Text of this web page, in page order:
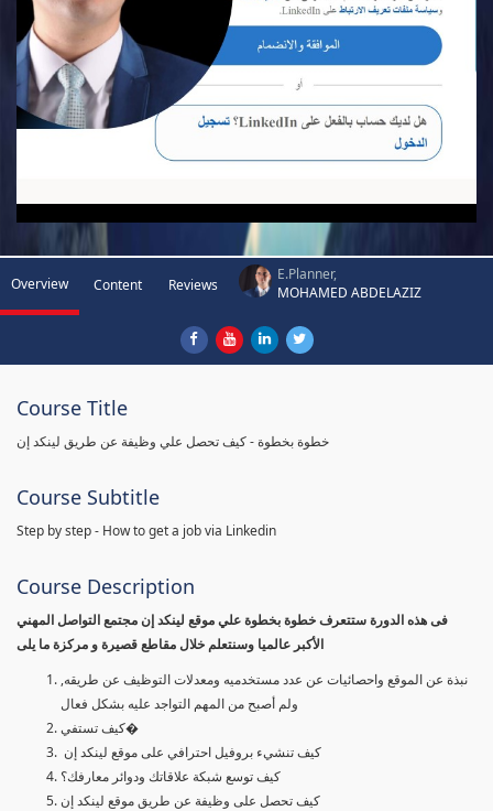
Overview Content Reviews
E.Planner,
MOHAMED ABDELAZIZ
Course Title
خطوة بخطوة - كيف تحصل علي وظيفة عن طريق لينكد إن
Course Subtitle
Step by step - How to get a job via Linkedin
Course Description
فى هذه الدورة ستتعرف خطوة بخطوة علي موقع لينكد إن مجتمع التواصل المهني
الأكبر عالميا وسنتعلم خلال مقاطع قصيرة و مركزة ما يلى
نبذة عن الموقع واحصائيات عن عدد مستخدميه ومعدلات التوظيف عن طريقه,
ولم أصبح من المهم التواجد عليه بشكل فعال
كيف تستفي�
كيف تنشيء بروفيل احترافي على موقع لينكد إن
كيف توسع شبكة علاقاتك ودوائر معارفك؟
كيف تحصل على وظيفة عن طريق موقع لينكد إن